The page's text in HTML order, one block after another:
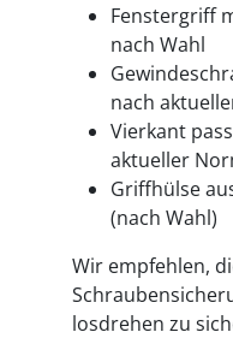
Fenstergriff
nach Wahl
nach
Vierkant
aktueller
Griffhülse
(nach Wahl)
Wir empfehlen,
losdrehen zu